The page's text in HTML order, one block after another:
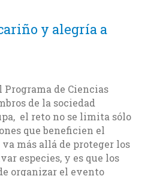
y alegría a
de Ciencias
de la sociedad
el reto no se limita sólo
que beneficien el
más allá de proteger los
especies, y es que los
organizar el evento